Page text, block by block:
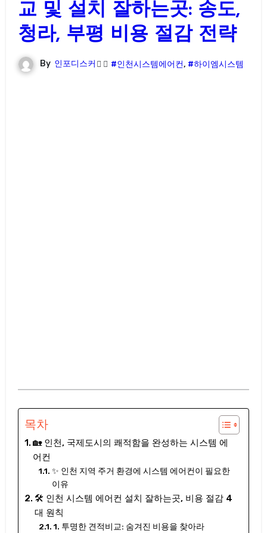
교 및 설치 잘하는곳: 송도,
청라, 부평 비용 절감 전략
By 인포디스커 #인천시스템에어컨, #하이엠시스템
목차
🏡 인천, 국제도시의 쾌적함을 완성하는 시스템 에
어컨
✨ 인천 지역 주거 환경에 시스템 에어컨이 필요한
이유
🛠️ 인천 시스템 에어컨 설치 잘하는곳, 비용 절감 4
대 원칙
1. 투명한 견적비교: 숨겨진 비용을 찾아라